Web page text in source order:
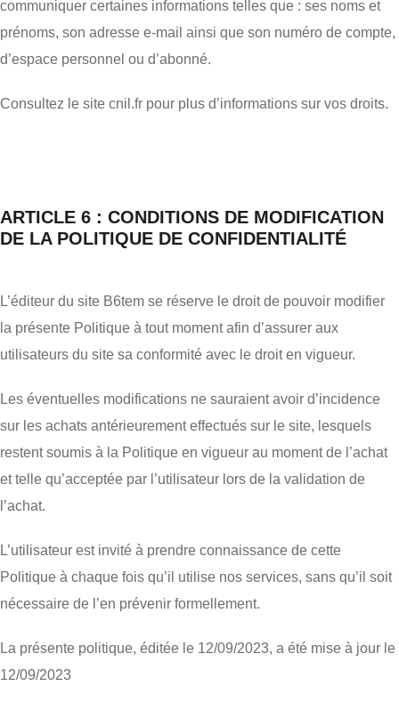
communiquer certaines informations telles que : ses noms et
prénoms, son adresse e-mail ainsi que son numéro de compte,
d’espace personnel ou d’abonné.
Consultez le site cnil.fr pour plus d’informations sur vos droits.
ARTICLE 6 : CONDITIONS DE MODIFICATION
DE LA POLITIQUE DE CONFIDENTIALITÉ
L’éditeur du site B6tem se réserve le droit de pouvoir modifier
la présente Politique à tout moment afin d’assurer aux
utilisateurs du site sa conformité avec le droit en vigueur.
Les éventuelles modifications ne sauraient avoir d’incidence
sur les achats antérieurement effectués sur le site, lesquels
restent soumis à la Politique en vigueur au moment de l’achat
et telle qu’acceptée par l’utilisateur lors de la validation de
l’achat.
L’utilisateur est invité à prendre connaissance de cette
Politique à chaque fois qu’il utilise nos services, sans qu’il soit
nécessaire de l’en prévenir formellement.
La présente politique, éditée le 12/09/2023, a été mise à jour le
12/09/2023